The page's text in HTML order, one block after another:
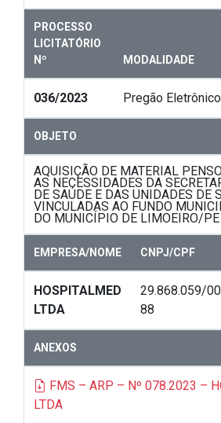
PROCESSO
LICITATÓRIO
Nº
MODALIDADE
036/2023 Pregão Eletrônico
OBJETO
AQUISIÇÃO DE MATERIAL
AS NECESSIDADES DA
DE SAÚDE E DAS UNIDADES DE
VINCULADAS AO FUNDO
DO MUNICÍPIO DE LIMOEIRO/PE
EMPRESA/NOME CNPJ/CPF
HOSPITALMED
LTDA
29.868.059/
88
ANEXOS
FMS – ARP – Nº 078.2023 –
LTDA